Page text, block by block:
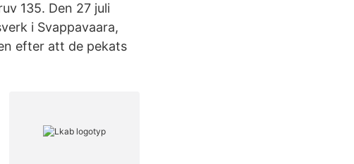
135. Den 27 juli
i Svappavaara,
efter att de pekats